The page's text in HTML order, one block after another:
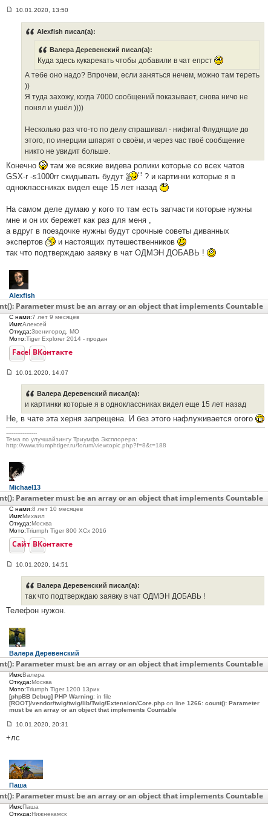
10.01.2020, 13:50
Alexfish писал(а):
Валера Деревенский писал(а):
Куда здесь кукарекать чтобы добавили в чат епрст
А тебе оно надо? Впрочем, если заняться нечем, можно там тереть
))
Я туда захожу, когда 7000 сообщений показывает, снова ничо не
понял и ушёл ))))
Несколько раз что-то по делу спрашивал - нифига! Флудящие до
этого, по инерции шпарят о своём, и через час твоё сообщение
никто не увидит больше.
Конечно
там же всякие видева ролики которые со всех чатов
GSX-r -s1000rr скидывать будут
? и картинки которые я в
одноклассниках видел еще 15 лет назад
На самом деле думаю у кого то там есть запчасти которые нужны
мне и он их бережет как раз для меня ,
а вдруг в поездочке нужны будут срочные советы диванных
экспертов
и настоящих путешественников
так что подтверждаю заявку в чат ОДМЭН ДОБАВЬ !
Alexfish
Возраст:53
Сообщения:496
С нами:7 лет 9 месяцев
Имя:Алексей
Откуда:Звенигород, МО
Мото:Tiger Explorer 2014 - продан
FacebookВКонтакте
Parameter must be an array or an object that implements Countable
н
и
е
#
3
10.01.2020, 14:07
Валера Деревенский писал(а):
и картинки которые я в одноклассниках видел еще 15 лет назад
Не, в чате эта херня запрещена. И без этого нафлуживается огого
-----------------
Тема по улучшайзингу Триумфа Эксплорера:
http://www.triumphtiger.ru/forum/viewtopic.php?f=8&t=188
Michael13
Возраст:38
Сообщения:112
С нами:8 лет 10 месяцев
Имя:Михаил
Откуда:Москва
Мото:Triumph Tiger 800 XCx 2016
Сайт ВКонтакте
Parameter must be an array or an object that implements Countable
н
е
#
3
6
6
10.01.2020, 14:51
Валера Деревенский писал(а):
так что подтверждаю заявку в чат ОДМЭН ДОБАВЬ !
Телефон нужон.
Валера Деревенский
Сообщения:27
С нами:6 лет 7 месяцев
Имя:Валера
Откуда:Москва
Мото:Triumph Tiger 1200 13рик
[phpBB Debug] PHP Warning: in file
[ROOT]/vendor/twig/twig/lib/Twig/Extension/Core.php on line 1266: count(): Parameter
must be an array or an object that implements Countable
Parameter must be an array or an object that implements Countable
о
щ
е
н
и
е
#
3
6
10.01.2020, 20:31
+лс
Паша
Сообщения:36
С нами:7 лет 2 месяца
Имя:Паша
Откуда:Нижнекамск
Parameter must be an array or an object that implements Countable